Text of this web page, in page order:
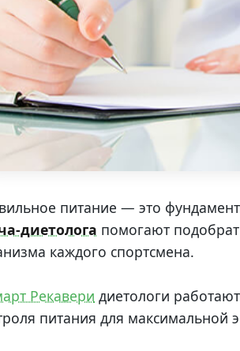
питание — это
диетолога помогают
каждого спортсмена.
Рекавери диетологи
питания для максимальной